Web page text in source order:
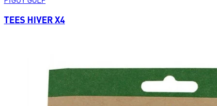
TEES HIVER X4